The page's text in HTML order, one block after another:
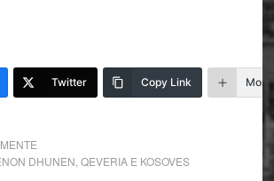
Twitter Copy Link More
DHUNEN QEVERIA E KOSOVES